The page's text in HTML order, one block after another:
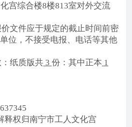
宫综合楼8楼813室对外交流
文件应于规定的截止时间前密
位，不接受电报、电话等其他
纸质版共 3 份：其中正本 1
释权归南宁市工人文化宫